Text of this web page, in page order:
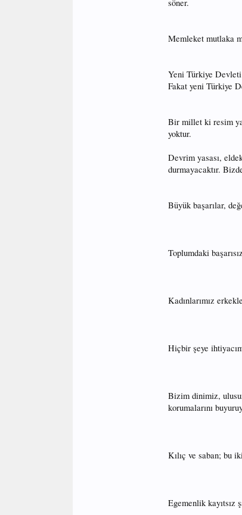
söner.
Memleket mutlaka
Yeni Türkiye
Fakat yeni Türkiye
Bir millet ki resim
yoktur.
Devrim yasası,
durmayacaktır.
Büyük başarılar,
Toplumdaki
Kadınlarımız
Hiçbir şeye
Bizim dinimiz,
korumalarını
Kılıç ve saban; bu
Egemenlik kayıtsız